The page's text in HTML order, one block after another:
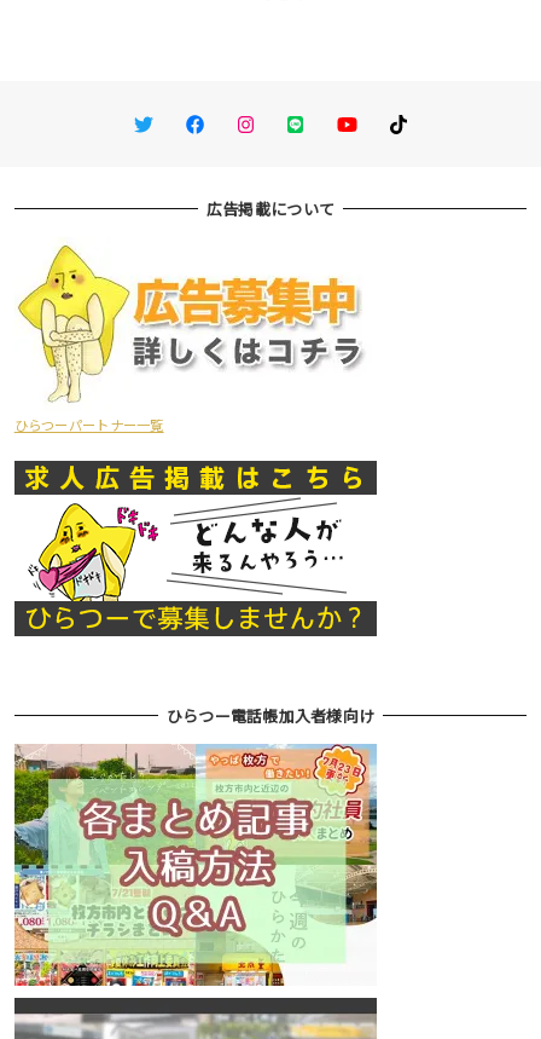
TwitterFacebookInstagram
LINE You TubeTikTok
広告掲載について
ひらつーパートナー一覧
ひらつー電話帳加入者様向け